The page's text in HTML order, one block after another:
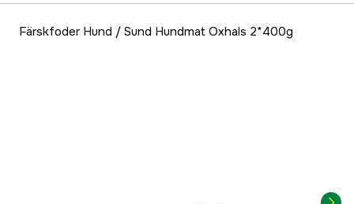
Färskfoder Hund / Sund Hundmat Oxhals 2*400g